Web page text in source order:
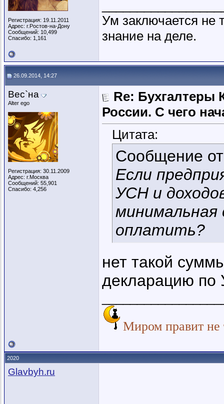
Регистрация: 19.11.2011
Адрес: г.Ростов-на-Дону
Сообщений: 10,499
Спасибо: 1,161
Ум заключается не
знание на деле.
26.09.2014, 14:27
Вес`на
Alter ego
Регистрация: 30.11.2009
Адрес: г.Москва
Сообщений: 55,901
Спасибо: 4,256
Re: Бухгалтеры
России. C чего
Цитата:
Сообщение
Если
УСН и
минимальная
оплатить?
нет такой
декларацию
Миром правит не
2020
Glavbyh.ru